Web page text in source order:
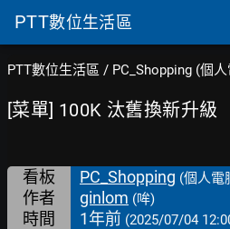
PTT數位生活區
PTT數位生活區 / PC_Shopping (個
[菜單] 100K 汰舊換新升級
看板 PC_Shopping (個人電
作者 ginlom (哞)
時間 1年前 (2025/07/04